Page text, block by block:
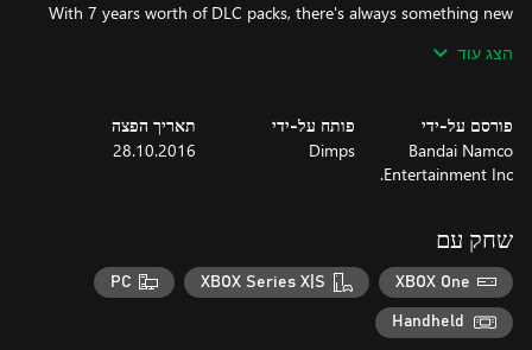
With 7 years worth of DLC packs, there's always something new
character that truly fits your style and personality. From race and
appearance to abilities and moveset, you have complete control
With several online multiplayer modes and in-game events,
battles never stop! Face against other players from around the
world in epic showdowns or team up with them against gigantic
הצג עוד
פורסם על-ידי
Bandai Namco
Entertainment Inc.
פותח על-ידי
Dimps
תאריך הפצה
28.10.2016
שחק עם
XBOX One
XBOX Series X|S
PC
Handheld